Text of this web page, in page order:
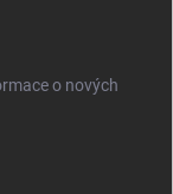
o nových